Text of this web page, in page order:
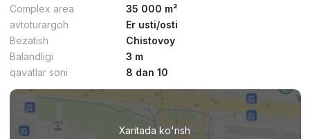
dan сўм/m²
Topshirildi,Margosha
3-xonali kvartira, 70 m²
+998 (97) 736...
Complex area
35 000 m²
avtoturargoh
Er usti/osti
Bezatish
Chistovoy
Balandligi
3 m
qavatlar soni
8 dan 10
Xaritada ko'rish